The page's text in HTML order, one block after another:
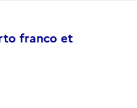
franco et